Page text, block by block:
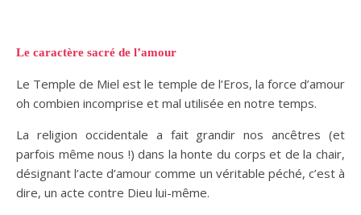
Le caractère sacré de l’amour
Le Temple de Miel est le temple de l’Eros, la force d’amour
oh combien incomprise et mal utilisée en notre temps.
La religion occidentale a fait grandir nos ancêtres (et
parfois même nous !) dans la honte du corps et de la chair,
désignant l’acte d’amour comme un véritable péché, c’est à
dire, un acte contre Dieu lui-même.